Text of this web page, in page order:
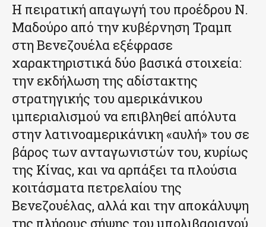
Η πειρατική απαγωγή του προέδρου Ν.
Μαδούρο από την κυβέρνηση Τραμπ
στη Βενεζουέλα εξέφρασε
χαρακτηριστικά δύο βασικά στοιχεία:
την εκδήλωση της αδίστακτης
στρατηγικής του αμερικάνικου
ιμπεριαλισμού να επιβληθεί απόλυτα
στην λατινοαμερικάνικη «αυλή» του σε
βάρος των ανταγωνιστών του, κυρίως
της Κίνας, και να αρπάξει τα πλούσια
κοιτάσματα πετρελαίου της
Βενεζουέλας, αλλά και την αποκάλυψη
της πλήρους σήψης του μπολιβαριανού